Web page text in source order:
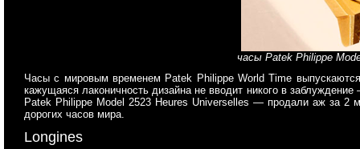
часы Patek Philippe
Часы с мировым временем Patek Philippe World Time
кажущаяся лаконичность дизайна не вводит никого в
Patek Philippe Model 2523 Heures Universelles — продали аж за 2
дорогих часов мира.
Longines